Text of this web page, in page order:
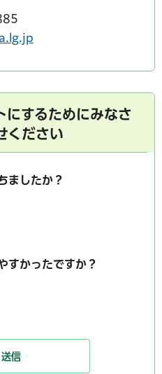
にするためにみなさ
ください
ましたか？
すかったですか？